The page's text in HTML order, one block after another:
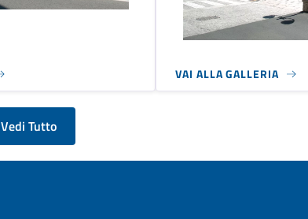
VAI ALLA GALLERIA
Vedi Tutto